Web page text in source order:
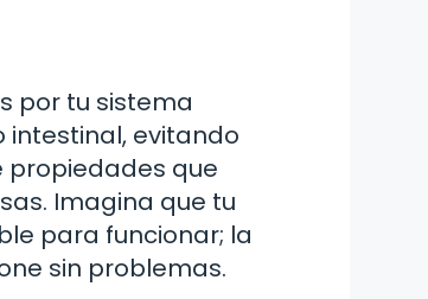
por tu sistema
intestinal, evitando
propiedades que
Imagina que tu
para funcionar; la
sin problemas.